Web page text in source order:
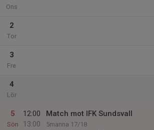
Ons
2
Tor
3
Fre
4
Lör
5
Sön
12:00
13:00
Match mot IFK Sundsvall
5manna 17/18